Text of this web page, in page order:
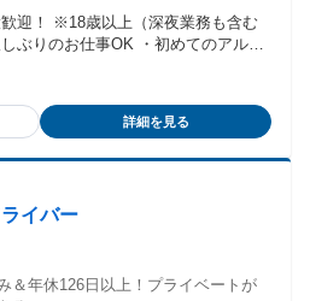
代・50代・60代が活躍中
詳細を見る
イバー
＆年休126日以上！プライベートが